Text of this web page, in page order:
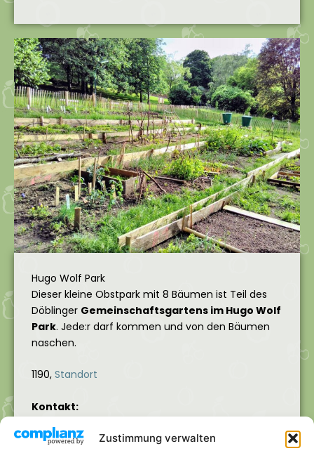
Zustimmung verwalten
Hugo Wolf Park
Dieser kleine Obstpark mit 8 Bäumen ist Teil des
Döblinger Gemeinschaftsgartens im Hugo Wolf
Park. Jede:r darf kommen und von den Bäumen
naschen.
1190, Standort
Kontakt:
office@gaerten-fuer-alle.at